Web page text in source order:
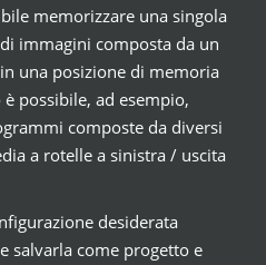
memorizzare una singola
immagini composta da un
una posizione di memoria
possibile, ad esempio,
composte da diversi
a rotelle a sinistra / uscita
desiderata
salvarla come progetto e